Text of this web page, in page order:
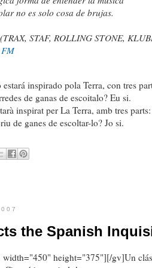
no es solo cosa de brujas.
STAF, ROLLING STONE,
FM
inspirado pola Terra, con tres
de ganas de escoitalo? Eu si.
inspirat per La Terra, amb tres
de ganes de escoltar-lo? Jo si.
the Spanish
height="375"][/gv]Un